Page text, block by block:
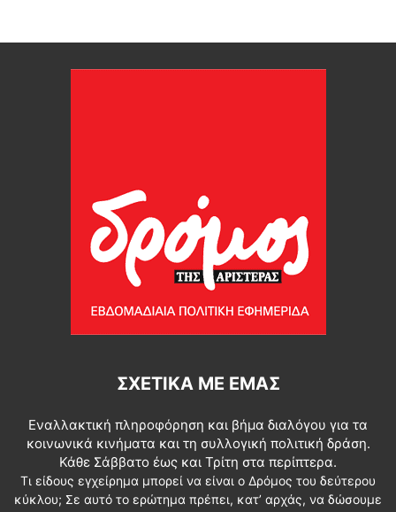
ΣΧΕΤΙΚΆ ΜΕ ΕΜΆΣ
Εναλλακτική πληροφόρηση και βήμα διαλόγου για τα
κοινωνικά κινήματα και τη συλλογική πολιτική δράση.
Κάθε Σάββατο έως και Τρίτη στα περίπτερα.
Τι είδους εγχείρημα μπορεί να είναι ο Δρόμος του δεύτερου
κύκλου; Σε αυτό το ερώτημα πρέπει, κατ’ αρχάς, να δώσουμε